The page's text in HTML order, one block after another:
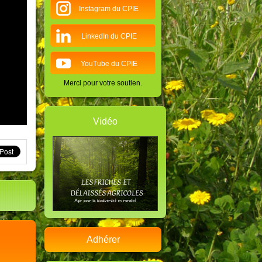
Instagram du CPIE
LinkedIn du CPIE
YouTube du CPIE
Merci pour votre soutien.
Vidéo
Adhérer